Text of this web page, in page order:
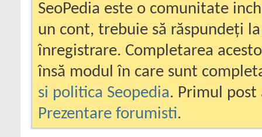
SeoPedia este o comunitate
un cont, trebuie să răspundeți
înregistrare. Completarea
însă modul în care sunt
si politica Seopedia. Primul
Prezentare forumisti.